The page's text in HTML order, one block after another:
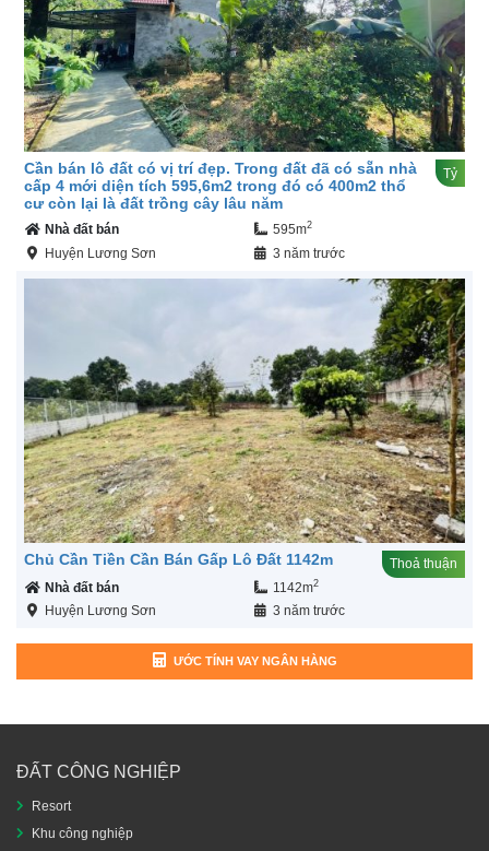
Cần bán lô đất có vị trí đẹp. Trong đất đã có sẵn nhà
cấp 4 mới diện tích 595,6m2 trong đó có 400m2 thổ
cư còn lại là đất trồng cây lâu năm
Tỷ
Nhà đất bán 595m2
Huyện Lương Sơn 3 năm trước
Chủ Cần Tiền Cần Bán Gấp Lô Đất 1142m
Thoả thuận
Nhà đất bán
1142m2
Huyện Lương Sơn 3 năm trước
ƯỚC TÍNH VAY NGÂN HÀNG
ĐẤT CÔNG NGHIỆP
Resort
Khu công nghiệp